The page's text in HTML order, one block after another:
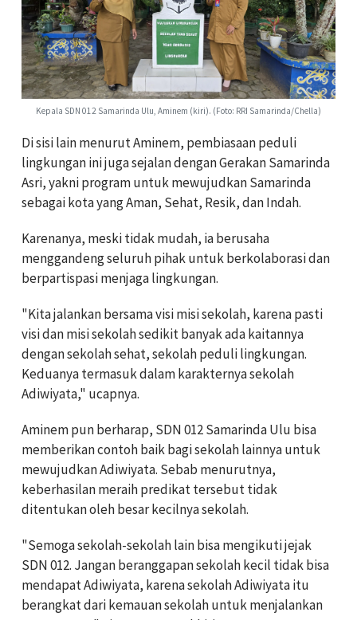
Kepala SDN 012 Samarinda Ulu, Aminem (kiri). (Foto: RRI Samarinda/Chella)
Di sisi lain menurut Aminem, pembiasaan peduli
lingkungan ini juga sejalan dengan Gerakan Samarinda
Asri, yakni program untuk mewujudkan Samarinda
sebagai kota yang Aman, Sehat, Resik, dan Indah.
Karenanya, meski tidak mudah, ia berusaha
menggandeng seluruh pihak untuk berkolaborasi dan
berpartispasi menjaga lingkungan.
"Kita jalankan bersama visi misi sekolah, karena pasti
visi dan misi sekolah sedikit banyak ada kaitannya
dengan sekolah sehat, sekolah peduli lingkungan.
Keduanya termasuk dalam karakternya sekolah
Adiwiyata," ucapnya.
Aminem pun berharap, SDN 012 Samarinda Ulu bisa
memberikan contoh baik bagi sekolah lainnya untuk
mewujudkan Adiwiyata. Sebab menurutnya,
keberhasilan meraih predikat tersebut tidak
ditentukan oleh besar kecilnya sekolah.
"Semoga sekolah-sekolah lain bisa mengikuti jejak
SDN 012. Jangan beranggapan sekolah kecil tidak bisa
mendapat Adiwiyata, karena sekolah Adiwiyata itu
berangkat dari kemauan sekolah untuk menjalankan